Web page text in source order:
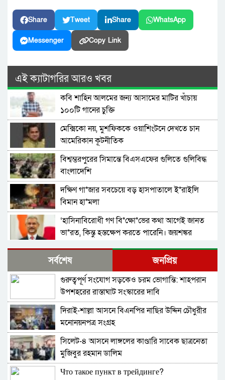
Share Tweet Share WhatsApp
Messenger Copy Link
এই ক্যাটাগরির আরও খবর
কবি শাহিন আলমের জন্য আসামের মাটির খাঁচায়
১০০টি গানের চুক্তি
মেক্সিকো নয়, মুশফিককে ওয়াশিংটনে দেখতে চান
আমেরিকান কূটনীতিক
বিশ্বম্ভরপুরের সিমান্তে বিএসএফের গুলিতে গুলিবিদ্ধ
বাংলাদেশি
দক্ষিণ গা*জার সবচেয়ে বড় হাসপাতালে ই*রাইলি
বিমান হা*মলা
‘হাসিনাবিরোধী গণ বি*ক্ষো*ভের কথা আগেই জানত
ভা*রত, কিন্তু হস্তক্ষেপ করতে পারেনি। জয়শঙ্কর
গাজায় ইসরাইলি বর্বরতায় ক্ষুব্ধ জাতিসংঘ মহাসচিব
মৌলিক সংস্কারের ভিত্তি অন্তর্বর্তী সরকারের সময়েই
করতে হবে: নাহিদ
প্রধান উপদেষ্টার সঙ্গে বৈঠক জাতিসংঘ মহাসচিবের
পাকিস্তানে ট্রেনে জি ম্মি দেড় শতাধিক যাত্রী উ*দ্ধার,
নিরাপত্তা বাহিনীর অ ভি যা নে নি*হত ২৭ স*ন্ত্রা*সী নি*হ
ত
ভারতে নকল ও ভেজাল ওষুধে সয়লাব বাজার, ঝুঁকিতে
সর্বশেষ জনপ্রিয়
গুরুত্বপূর্ণ সংযোগ সড়কেও চরম ভোগান্তি: শাহপরান
উপশহরের রাস্তাঘাট সংস্কারের দাবি
দিরাই-শাল্লা আসনে বিএনপির নাছির উদ্দিন চৌধুরীর
মনোনয়নপত্র সংগ্রহ
সিলেট-৪ আসনে লাঙ্গলের কাণ্ডারি সাবেক ছাত্রনেতা
মুজিবুর রহমান ডালিম
Что такое пункт в трейдинге?